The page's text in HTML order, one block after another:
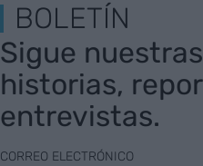
BOLETÍN
Sigue
historias,
entrevistas.
CORREO ELECTRÓNICO